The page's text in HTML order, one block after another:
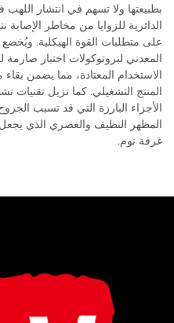
بطبيعتها ولا تسهم في انتشار
الدائرية للزوايا من مخاطر
على متطلبات القوة الهيكلية.
المعدني لبروتوكولات اختبار
الاستخدام المعتادة، مما يضمن
المنتج التشغيلي. كما تزيل تقنيات
الأجزاء البارزة التي قد تسبب
المظهر النظيف والعصري الذي يجعل
غرفة نوم.